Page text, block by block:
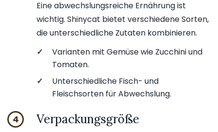
Eine abwechslungsreiche Ernährung ist
wichtig. Shinycat bietet verschiedene Sorten,
die unterschiedliche Zutaten kombinieren.
✓
Varianten mit Gemüse wie Zucchini und
Tomaten.
✓
Unterschiedliche Fisch- und
Fleischsorten für Abwechslung.
4 Verpackungsgröße